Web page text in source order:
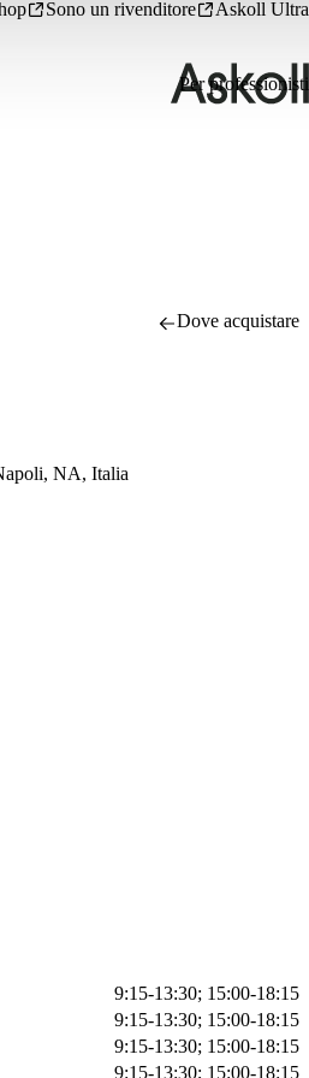
Sono un rivenditore Askoll Ultra
Per professionisti
Dove acquistare
NA, Italia
9:15-13:30; 15:00-18:15
9:15-13:30; 15:00-18:15
9:15-13:30; 15:00-18:15
9:15-13:30; 15:00-18:15